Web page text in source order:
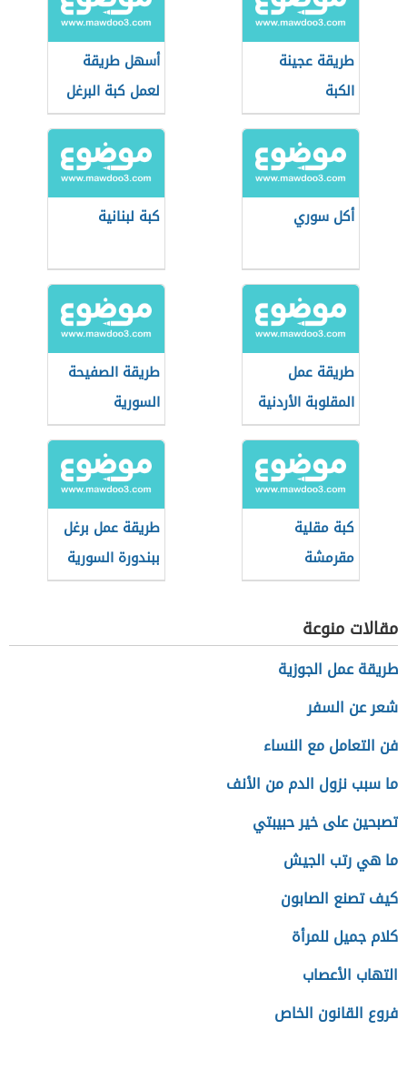
طريقة عجينة
الكبة
أسهل طريقة
لعمل كبة البرغل
أكل سوري كبة لبنانية
طريقة عمل
المقلوبة الأردنية
طريقة الصفيحة
السورية
كبة مقلية
مقرمشة
طريقة عمل برغل
ببندورة السورية
مقالات منوعة
طريقة عمل الجوزية
شعر عن السفر
فن التعامل مع النساء
ما سبب نزول الدم من الأنف
تصبحين على خير حبيبتي
ما هي رتب الجيش
كيف تصنع الصابون
كلام جميل للمرأة
التهاب الأعصاب
فروع القانون الخاص